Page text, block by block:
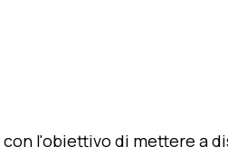
con l'obiettivo di mettere a